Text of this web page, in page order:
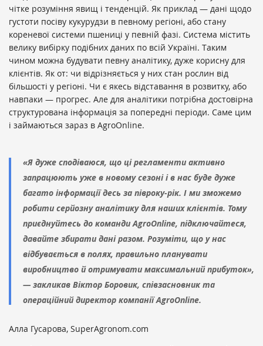
чітке розуміння явищ і тенденцій. Як приклад — дані щодо
густоти посіву кукурудзи в певному регіоні, або стану
кореневої системи пшениці у певній фазі. Система містить
велику вибірку подібних даних по всій Україні. Таким
чином можна будувати певну аналітику, дуже корисну для
клієнтів. Як от: чи відрізняється у них стан рослин від
більшості у регіоні. Чи є якесь відставання в розвитку, або
навпаки — прогрес. Але для аналітики потрібна достовірна
структурована інформація за попередні періоди. Саме цим
і займаються зараз в AgroOnline.
«Я дуже сподіваюся, що ці регламенти активно
запрацюють уже в новому сезоні і в нас буде дуже
багато інформації десь за півроку-рік. І ми зможемо
робити серйозну аналітику для наших клієнтів. Тому
приєднуйтесь до команди AgroOnline, підключайтеся,
давайте збирати дані разом. Розуміти, що у нас
відбувається в полях, правильно планувати
виробництво й отримувати максимальний прибуток»,
— закликав Віктор Боровик, співзасновник та
операційний директор компанії AgroOnline.
Алла Гусарова, SuperAgronom.com